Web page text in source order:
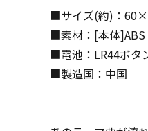
■サイズ(約)：
■素材：[本体
■電池：LR44ボタ
■製造国：中国